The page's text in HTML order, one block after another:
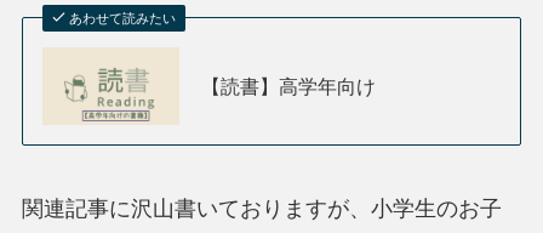
あわせて読みたい
【読書】高学年向け
関連記事に沢山書いておりますが、小学生のお子